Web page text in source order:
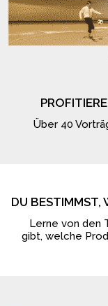
Über 40
DU BESTIMMST,
Lerne von den
gibt, welche